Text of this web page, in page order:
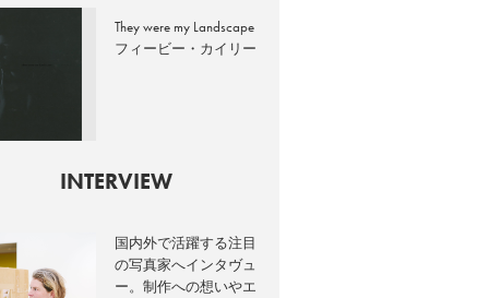
They were my Landscape
フィービー・カイリー
INTERVIEW
国内外で活躍する注目
の写真家へインタヴュ
ー。制作への想いやエ